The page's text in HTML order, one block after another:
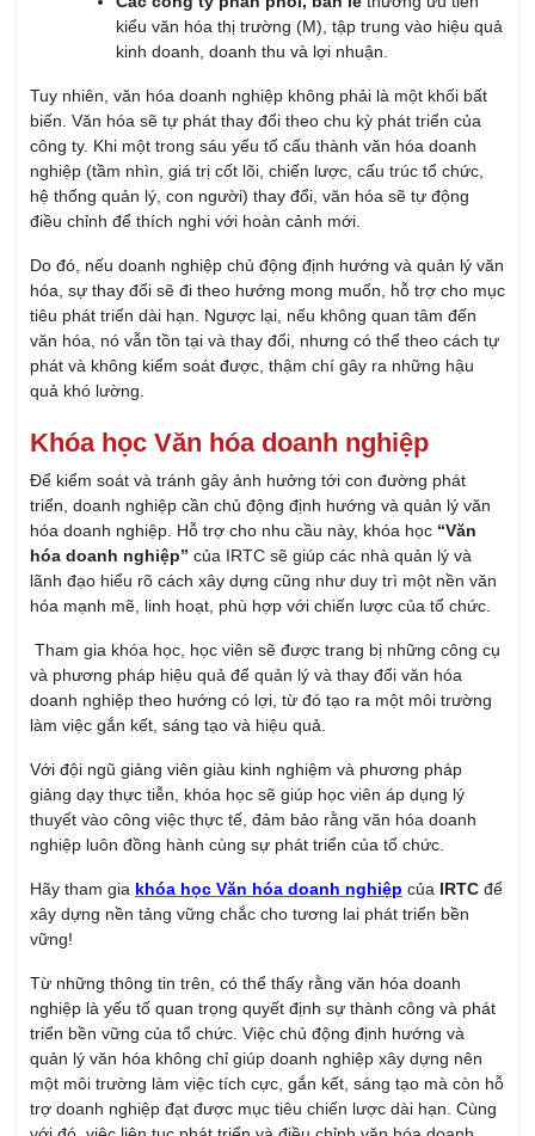
Tuy nhiên, văn hóa doanh nghiệp không phải là một khối bất
biến. Văn hóa sẽ tự phát thay đổi theo chu kỳ phát triển của
nghiệp (tầm nhìn, giá trị cốt lõi, chiến lược, cấu trúc tổ chức,
hệ thống quản lý, con người) thay đổi, văn hóa sẽ tự động
điều chỉnh để thích nghi với hoàn cảnh mới.
Do đó, nếu doanh nghiệp chủ động định hướng và quản lý văn
hóa, sự thay đổi sẽ đi theo hướng mong muốn, hỗ trợ cho mục
văn hóa, nó vẫn tồn tại và thay đổi, nhưng có thể theo cách tự
phát và không kiểm soát được, thậm chí gây ra những hậu
quả khó lường.
Khóa học Văn hóa doanh nghiệp
triển, doanh nghiệp cần chủ động định hướng và quản lý văn
của IRTC sẽ giúp các nhà quản lý và
lãnh đạo hiểu rõ cách xây dựng cũng như duy trì một nền văn
hóa mạnh mẽ, linh hoạt, phù hợp với chiến lược của tổ chức.
Tham gia khóa học, học viên sẽ được trang bị những công cụ
và phương pháp hiệu quả để quản lý và thay đổi văn hóa
làm việc gắn kết, sáng tạo và hiệu quả.
Với đội ngũ giảng viên giàu kinh nghiệm và phương pháp
giảng dạy thực tiễn, khóa học sẽ giúp học viên áp dụng lý
nghiệp luôn đồng hành cùng sự phát triển của tổ chức.
Hãy tham giakhóa học Văn hóa doanh nghiệpcủaIRTC
xây dựng nền tảng vững chắc cho tương lai phát triển bền
Từ những thông tin trên, có thể thấy rằng văn hóa doanh
nghiệp là yếu tố quan trọng quyết định sự thành công và phát
triển bền vững của tổ chức. Việc chủ động định hướng và
quản lý văn hóa không chỉ giúp doanh nghiệp xây dựng nên
một môi trường làm việc tích cực, gắn kết, sáng tạo mà còn hỗ
trợ doanh nghiệp đạt được mục tiêu chiến lược dài hạn. Cùng
với đó, việc liên tục phát triển và điều chỉnh văn hóa doanh
nghiệp phù hợp sẽ giúp tổ chức thích nghi với sự thay đổi của
thị trường và nhu cầu nội bộ, từ đó đảm bảo sự thịnh vượng